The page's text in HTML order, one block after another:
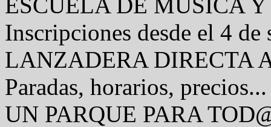
ESCUELA DE MÚSICA
Inscripciones desde el 4 de
LANZADERA DIRECTA
Paradas, horarios, precios...
UN PARQUE PARA